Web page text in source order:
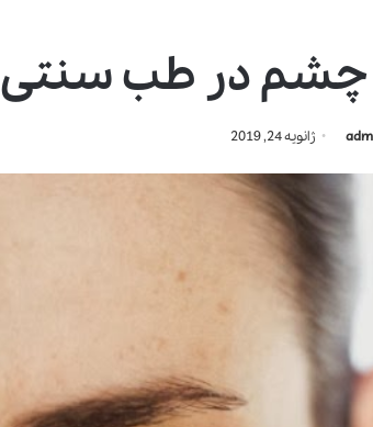
چشم در طب سنتی
ژانویه 24, 2019